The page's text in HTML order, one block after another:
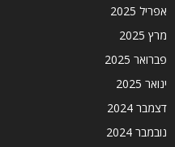
אפריל 2025
מרץ 2025
פברואר 2025
ינואר 2025
דצמבר 2024
נובמבר 2024